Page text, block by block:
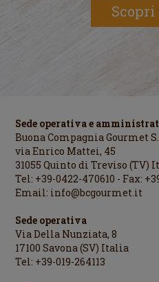
Sede operativa e
Buona Compagnia Gourmet
via Enrico Mattei, 45
31055 Quinto di Treviso (TV)
Tel: +39-0422-470610 - Fax:
Email: info@bcgourmet.it
Sede operativa
Via Della Nunziata, 8
17100 Savona (SV) Italia
Tel: +39-019-264113